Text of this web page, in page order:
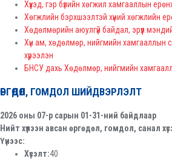
Хүүхэд, гэр бүлийн хөгжил хамгааллын
Хөгжлийн бэрхшээлтэй хүний хөгжлийн
Хөдөлмөрийн аюулгүй байдал, эрүүл
Хүн ам, хөдөлмөр, нийгмийн хамгааллын
хүрээлэн
БНСУ дахь Хөдөлмөр, нийгмийн
ӨРГӨДӨЛ, ГОМДОЛ ШИЙДВЭРЛЭЛТ
2026 оны 07-р сарын 01-31-ний байдлаар
Нийт хүлээн авсан өргөдөл, гомдол, санал
Үүнээс:
Хүсэлт:40